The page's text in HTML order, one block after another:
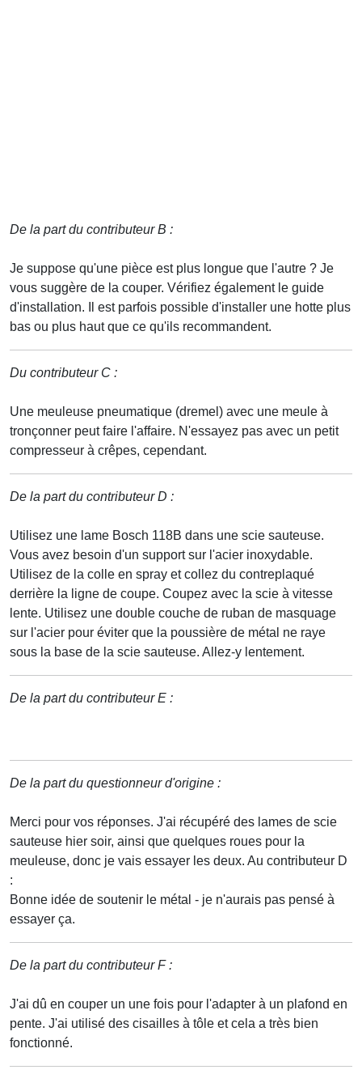
De la part du contributeur B :
Je suppose qu'une pièce est plus longue que l'autre ? Je
vous suggère de la couper. Vérifiez également le guide
d'installation. Il est parfois possible d'installer une hotte plus
bas ou plus haut que ce qu'ils recommandent.
Du contributeur C :
Une meuleuse pneumatique (dremel) avec une meule à
tronçonner peut faire l'affaire. N'essayez pas avec un petit
compresseur à crêpes, cependant.
De la part du contributeur D :
Utilisez une lame Bosch 118B dans une scie sauteuse.
Vous avez besoin d'un support sur l'acier inoxydable.
Utilisez de la colle en spray et collez du contreplaqué
derrière la ligne de coupe. Coupez avec la scie à vitesse
lente. Utilisez une double couche de ruban de masquage
sur l'acier pour éviter que la poussière de métal ne raye
sous la base de la scie sauteuse. Allez-y lentement.
De la part du contributeur E :
De la part du questionneur d'origine :
Merci pour vos réponses. J'ai récupéré des lames de scie
sauteuse hier soir, ainsi que quelques roues pour la
meuleuse, donc je vais essayer les deux. Au contributeur D
:
Bonne idée de soutenir le métal - je n'aurais pas pensé à
essayer ça.
De la part du contributeur F :
J'ai dû en couper un une fois pour l'adapter à un plafond en
pente. J'ai utilisé des cisailles à tôle et cela a très bien
fonctionné.